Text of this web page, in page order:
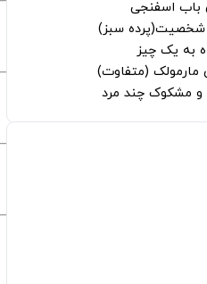
باب اسفنجی
به یک چیز
مارمولک (متفاوت)
و مشکوک چند مرد